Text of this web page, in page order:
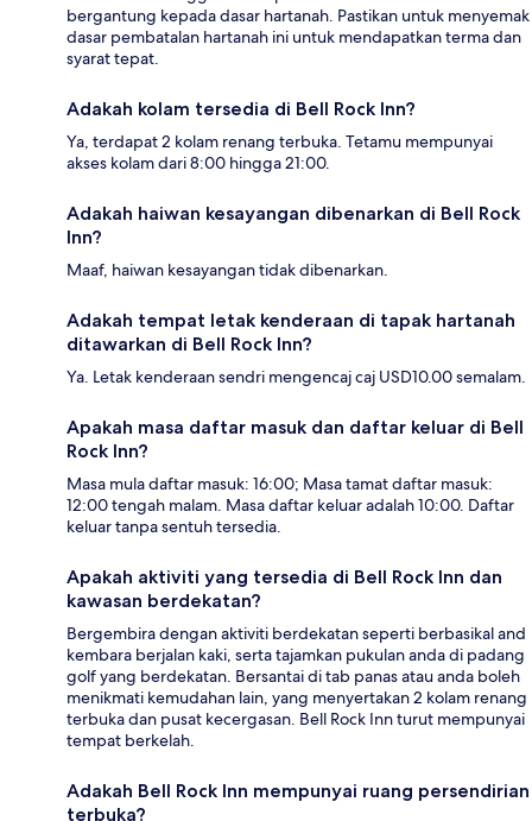
bergantung kepada dasar hartanah. Pastikan untuk menyemak
dasar pembatalan hartanah ini untuk mendapatkan terma dan
syarat tepat.
Adakah kolam tersedia di Bell Rock Inn?
Ya, terdapat 2 kolam renang terbuka. Tetamu mempunyai
akses kolam dari 8:00 hingga 21:00.
Adakah haiwan kesayangan dibenarkan di Bell Rock
Inn?
Maaf, haiwan kesayangan tidak dibenarkan.
Adakah tempat letak kenderaan di tapak hartanah
ditawarkan di Bell Rock Inn?
Ya. Letak kenderaan sendri mengencaj caj USD10.00 semalam.
Apakah masa daftar masuk dan daftar keluar di Bell
Rock Inn?
Masa mula daftar masuk: 16:00; Masa tamat daftar masuk:
12:00 tengah malam. Masa daftar keluar adalah 10:00. Daftar
keluar tanpa sentuh tersedia.
Apakah aktiviti yang tersedia di Bell Rock Inn dan
kawasan berdekatan?
Bergembira dengan aktiviti berdekatan seperti berbasikal and
kembara berjalan kaki, serta tajamkan pukulan anda di padang
golf yang berdekatan. Bersantai di tab panas atau anda boleh
menikmati kemudahan lain, yang menyertakan 2 kolam renang
terbuka dan pusat kecergasan. Bell Rock Inn turut mempunyai
tempat berkelah.
Adakah Bell Rock Inn mempunyai ruang persendirian
terbuka?